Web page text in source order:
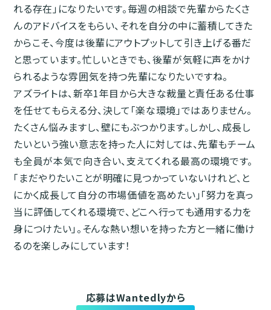
れる存在」になりたいです。毎週の相談で先輩からたくさ
んのアドバイスをもらい、それを自分の中に蓄積してきた
からこそ、今度は後輩にアウトプットして引き上げる番だ
と思っています。忙しいときでも、後輩が気軽に声をかけ
られるような雰囲気を持つ先輩になりたいですね。
アズライトは、新卒1年目から大きな裁量と責任ある仕事
を任せてもらえる分、決して「楽な環境」ではありません。
たくさん悩みますし、壁にもぶつかります。しかし、成長し
たいという強い意志を持った人に対しては、先輩もチーム
も全員が本気で向き合い、支えてくれる最高の環境です。
「まだやりたいことが明確に見つかっていないけれど、と
にかく成長して自分の市場価値を高めたい」「努力を真っ
当に評価してくれる環境で、どこへ行っても通用する力を
身につけたい」。そんな熱い想いを持った方と一緒に働け
るのを楽しみにしています！
応募はWantedlyから